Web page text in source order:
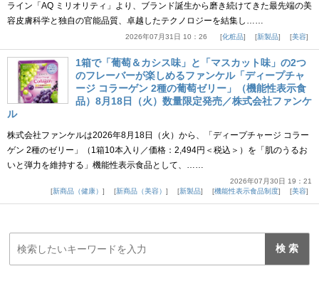
ライン「AQ ミリオリティ」より、ブランド誕生から磨き続けてきた最先端の美
容皮膚科学と独自の官能品質、卓越したテクノロジーを結集し……
2026年07月31日 10：26 化粧品 新製品 美容
1箱で「葡萄＆カシス味」と「マスカット味」の2つ
のフレーバーが楽しめるファンケル「ディープチャ
ージ コラーゲン 2種の葡萄ゼリー」（機能性表示食
品）8月18日（火）数量限定発売／株式会社ファンケ
ル
株式会社ファンケルは2026年8月18日（火）から、「ディープチャージ コラー
ゲン 2種のゼリー」（1箱10本入り／価格：2,494円＜税込＞）を「肌のうるお
いと弾力を維持する」機能性表示食品として、……
2026年07月30日 19：21
新商品（健康）
新商品（美容） 新製品 機能性表示食品制度 美容